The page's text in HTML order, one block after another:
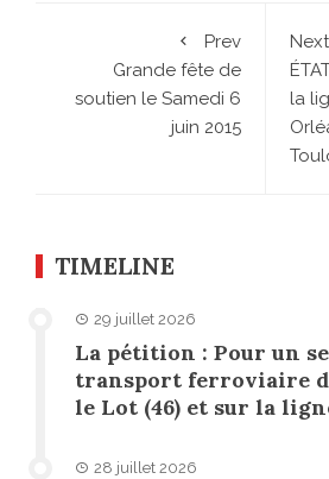
Prev
Grande fête de
soutien le Samedi 6
juin 2015
Next
la
TIMELINE
29 juillet 2026
La pétition : Pour un
transport ferroviaire
le Lot (46) et sur la
28 juillet 2026